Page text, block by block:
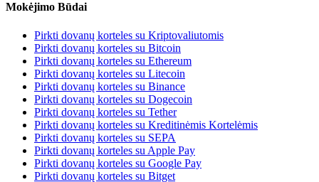
Mokėjimo Būdai
Pirkti dovanų korteles su Kriptovaliutomis
Pirkti dovanų korteles su Bitcoin
Pirkti dovanų korteles su Ethereum
Pirkti dovanų korteles su Litecoin
Pirkti dovanų korteles su Binance
Pirkti dovanų korteles su Dogecoin
Pirkti dovanų korteles su Tether
Pirkti dovanų korteles su Kreditinėmis Kortelėmis
Pirkti dovanų korteles su SEPA
Pirkti dovanų korteles su Apple Pay
Pirkti dovanų korteles su Google Pay
Pirkti dovanų korteles su Bitget